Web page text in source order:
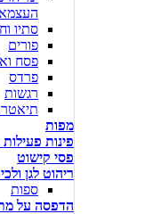
סתיו
פורים
פסח
פרדס
רגשות
מפות
פינות פעילות
פסי קישוט
ריהוט לגן
ספות
הדפסה על